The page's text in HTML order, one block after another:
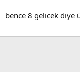
bence 8 gelicek diye